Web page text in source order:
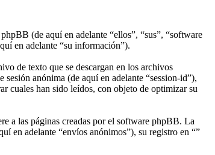
(de aquí en adelante “ellos”, “sus”, “software
en adelante “su información”).
de texto que se descargan en los archivos
anónima (de aquí en adelante “session-id”),
cuales han sido leídos, con objeto de optimizar su
a las páginas creadas por el software phpBB. La
en adelante “envíos anónimos”), su registro en “”